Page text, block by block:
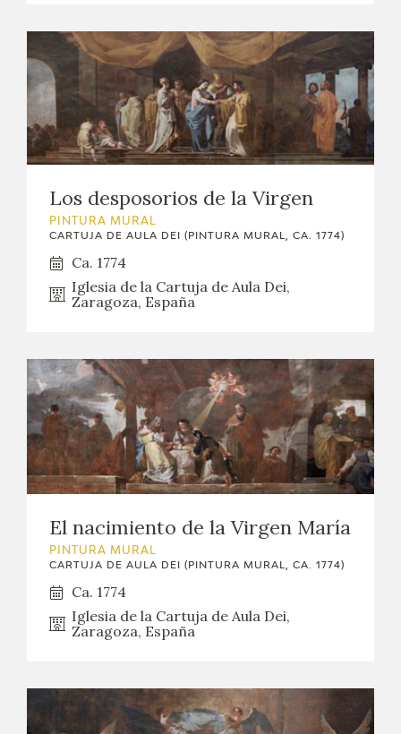
Los desposorios de la Virgen
PINTURA MURAL
CARTUJA DE AULA DEI (PINTURA MURAL, CA. 1774)
Ca. 1774
Iglesia de la Cartuja de Aula Dei,
Zaragoza, España
El nacimiento de la Virgen María
PINTURA MURAL
CARTUJA DE AULA DEI (PINTURA MURAL, CA. 1774)
Ca. 1774
Iglesia de la Cartuja de Aula Dei,
Zaragoza, España